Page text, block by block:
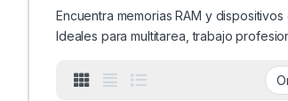
Encuentra memorias RAM y
Ideales para multitarea, trabajo